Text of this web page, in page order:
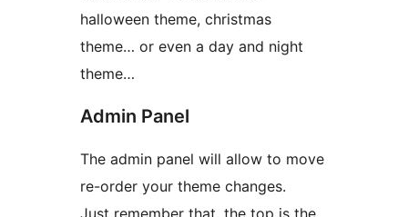
halloween theme, christmas
theme… or even a day and night
theme…
Admin Panel
The admin panel will allow to move
re-order your theme changes.